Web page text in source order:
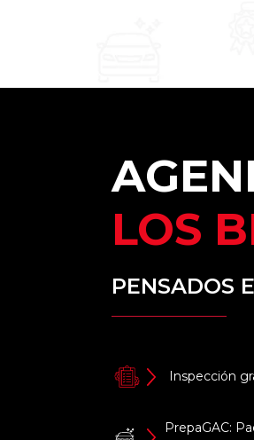
LOS
PENSADOS
Inspección
PrepaGAC: